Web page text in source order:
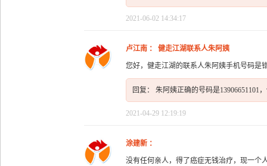
2021-06-02 14:34:17
卢江南 ： 健走江湖联系人朱阿姨
您好，健走江湖的联系人朱阿姨手机号码是
回复： 朱阿姨正确的号码是13906651101
2021-04-29 12:19:19
涂建新 ：
没有任何亲人，得了癌症无钱治疗，现一个